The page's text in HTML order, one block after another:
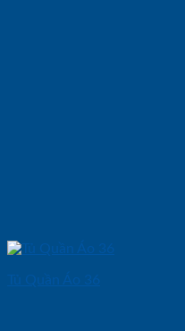
Tủ Quần Áo 36